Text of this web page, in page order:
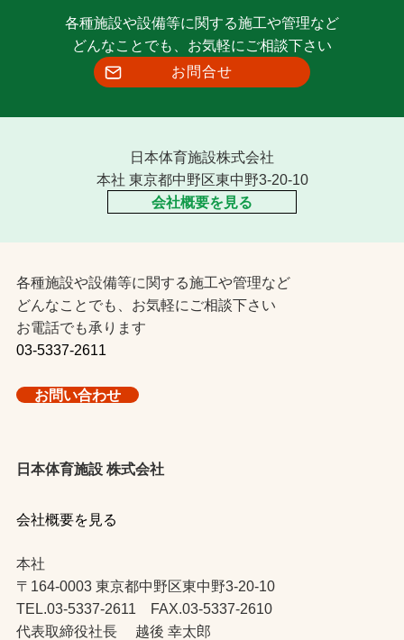
各種施設や設備等に関する施工や管理など
どんなことでも、お気軽にご相談下さい
お問合せ
日本体育施設株式会社
本社 東京都中野区東中野3-20-10
会社概要を見る
各種施設や設備等に関する施工や管理など
どんなことでも、お気軽にご相談下さい
お電話でも承ります
03-5337-2611
お問い合わせ
日本体育施設 株式会社
会社概要を見る
本社
〒164-0003 東京都中野区東中野3-20-10
TEL.03-5337-2611 FAX.03-5337-2610
代表取締役社長 越後 幸太郎